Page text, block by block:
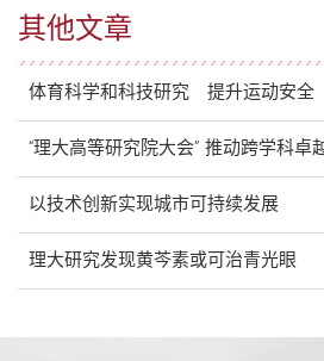
其他文章
体育科学和科技研究 提升运动安
“理大高等研究院大会” 推动跨学科卓
以技术创新实现城市可持续发展
理大研究发现黄芩素或可治青光眼